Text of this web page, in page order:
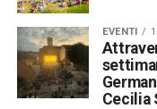
EVENTI
Cecilia